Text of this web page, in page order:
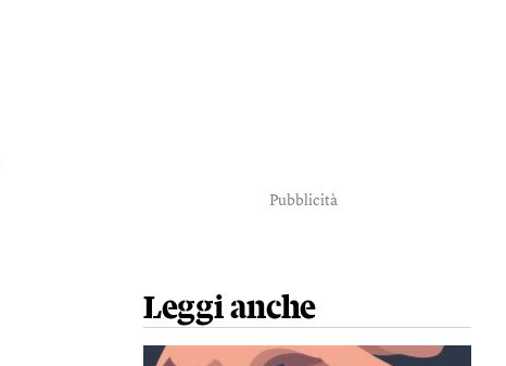
Pubblicità
Leggi anche